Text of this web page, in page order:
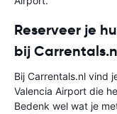
Reserveer je
bij
Bij Carrentals.nl vind
Valencia Airport die
Bedenk wel wat je